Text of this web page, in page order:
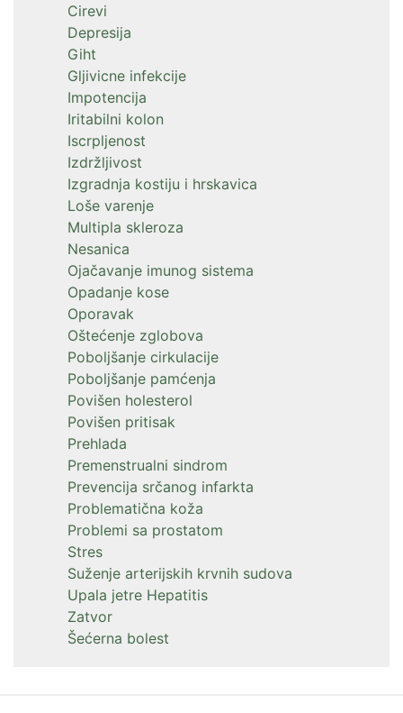
Cirevi
Depresija
Giht
Gljivicne infekcije
Impotencija
Iritabilni kolon
Iscrpljenost
Izdržljivost
Izgradnja kostiju i hrskavica
Loše varenje
Multipla skleroza
Nesanica
Ojačavanje imunog sistema
Opadanje kose
Oporavak
Oštećenje zglobova
Poboljšanje cirkulacije
Poboljšanje pamćenja
Povišen holesterol
Povišen pritisak
Prehlada
Premenstrualni sindrom
Prevencija srčanog infarkta
Problematična koža
Problemi sa prostatom
Stres
Suženje arterijskih krvnih sudova
Upala jetre Hepatitis
Zatvor
Šećerna bolest